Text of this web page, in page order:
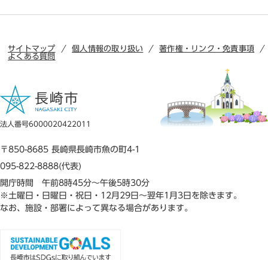
サイトマップ 個人情報の取り扱い
著作権・リンク・免責事項
よくある質問
法人番号6000020422011
〒850-8685 長崎県長崎市魚の町4-1
095-822-8888(代表)
開庁時間 午前8時45分～午後5時30分
※土曜日・日曜日・祝日・12月29日～翌年1月3日を除きます。
なお、施設・部署によって異なる場合があります。